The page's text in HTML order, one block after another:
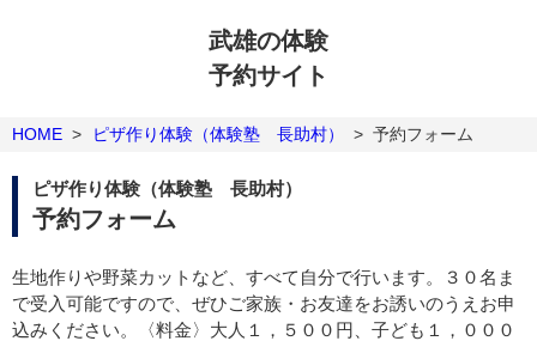
武雄の体験
予約サイト
HOME > ピザ作り体験（体験塾 長助村） > 予約フォーム
ピザ作り体験（体験塾 長助村）
予約フォーム
生地作りや野菜カットなど、すべて自分で行います。３０名ま
で受入可能ですので、ぜひご家族・お友達をお誘いのうえお申
込みください。〈料金〉大人１，５００円、子ども１，０００